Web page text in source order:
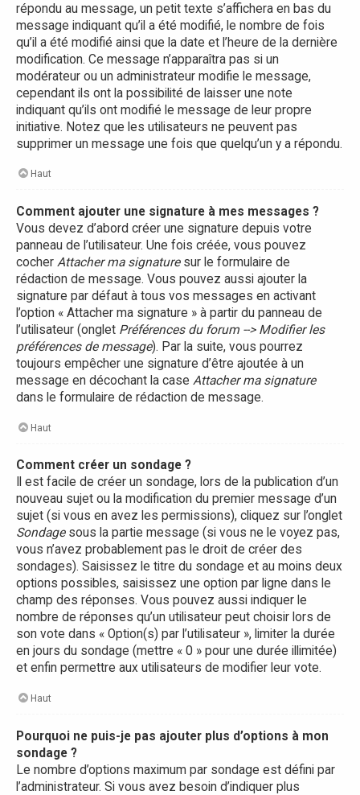
répondu au message, un petit texte s’affichera en bas du
message indiquant qu’il a été modifié, le nombre de fois
qu’il a été modifié ainsi que la date et l’heure de la dernière
modification. Ce message n’apparaîtra pas si un
modérateur ou un administrateur modifie le message,
cependant ils ont la possibilité de laisser une note
indiquant qu’ils ont modifié le message de leur propre
initiative. Notez que les utilisateurs ne peuvent pas
supprimer un message une fois que quelqu’un y a répondu.
Haut
Comment ajouter une signature à mes messages ?
Vous devez d’abord créer une signature depuis votre
panneau de l’utilisateur. Une fois créée, vous pouvez
cocher Attacher ma signaturesur le formulaire de
rédaction de message. Vous pouvez aussi ajouter la
signature par défaut à tous vos messages en activant
l’option « Attacher ma signature » à partir du panneau de
l’utilisateur (onglet Préférences du forum --> Modifier les
préférences de message). Par la suite, vous pourrez
toujours empêcher une signature d’être ajoutée à un
message en décochant la case Attacher ma signature
dans le formulaire de rédaction de message.
Haut
Comment créer un sondage ?
Il est facile de créer un sondage, lors de la publication d’un
nouveau sujet ou la modification du premier message d’un
sujet (si vous en avez les permissions), cliquez sur l’onglet
Sondagesous la partie message (si vous ne le voyez pas,
vous n’avez probablement pas le droit de créer des
sondages). Saisissez le titre du sondage et au moins deux
options possibles, saisissez une option par ligne dans le
champ des réponses. Vous pouvez aussi indiquer le
nombre de réponses qu’un utilisateur peut choisir lors de
son vote dans « Option(s) par l’utilisateur », limiter la durée
en jours du sondage (mettre « 0 » pour une durée illimitée)
et enfin permettre aux utilisateurs de modifier leur vote.
Haut
Pourquoi ne puis-je pas ajouter plus d’options à mon
sondage ?
Le nombre d’options maximum par sondage est défini par
l’administrateur. Si vous avez besoin d’indiquer plus